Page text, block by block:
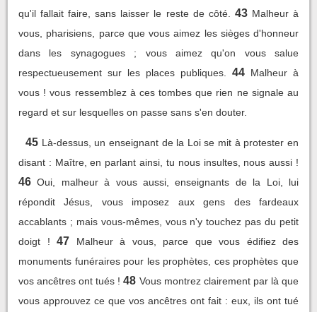
qu'il fallait faire, sans laisser le reste de côté.
43 Malheur à
vous, pharisiens, parce que vous aimez les sièges d'honneur
dans les synagogues ; vous aimez qu'on vous salue
respectueusement sur les places publiques.
44 Malheur à
vous ! vous ressemblez à ces tombes que rien ne signale au
regard et sur lesquelles on passe sans s'en douter.
45 Là-dessus, un enseignant de la Loi se mit à protester en
disant : Maître, en parlant ainsi, tu nous insultes, nous aussi !
46 Oui, malheur à vous aussi, enseignants de la Loi, lui
répondit Jésus, vous imposez aux gens des fardeaux
accablants ; mais vous-mêmes, vous n'y touchez pas du petit
doigt !
47
Malheur à vous, parce que vous édifiez des
monuments funéraires pour les prophètes, ces prophètes que
vos ancêtres ont tués ! 48 Vous montrez clairement par là que
vous approuvez ce que vos ancêtres ont fait : eux, ils ont tué